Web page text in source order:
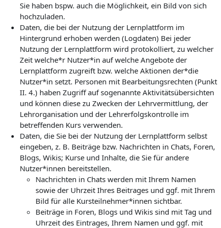
Sie haben bspw. auch die Möglichkeit, ein Bild von sich
hochzuladen.
Daten, die bei der Nutzung der Lernplattform im
Hintergrund erhoben werden (Logdaten) Bei jeder
Nutzung der Lernplattform wird protokolliert, zu welcher
Zeit welche*r Nutzer*in auf welche Angebote der
Lernplattform zugreift bzw. welche Aktionen der*die
Nutzer*in setzt. Personen mit Bearbeitungsrechten (Punkt
II. 4.) haben Zugriff auf sogenannte Aktivitätsübersichten
und können diese zu Zwecken der Lehrvermittlung, der
Lehrorganisation und der Lehrerfolgskontrolle im
betreffenden Kurs verwenden.
Daten, die Sie bei der Nutzung der Lernplattform selbst
eingeben, z. B. Beiträge bzw. Nachrichten in Chats, Foren,
Blogs, Wikis; Kurse und Inhalte, die Sie für andere
Nutzer*innen bereitstellen.
Nachrichten in Chats werden mit Ihrem Namen
sowie der Uhrzeit Ihres Beitrages und ggf. mit Ihrem
Bild für alle Kursteilnehmer*innen sichtbar.
Beiträge in Foren, Blogs und Wikis sind mit Tag und
Uhrzeit des Eintrages, Ihrem Namen und ggf. mit